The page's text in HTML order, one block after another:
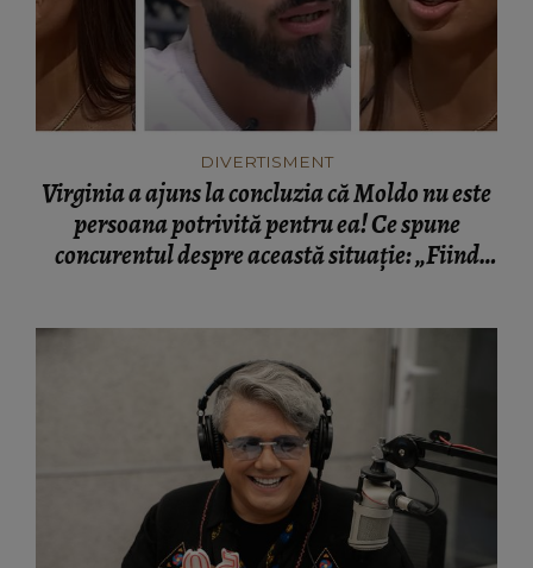
DIVERTISMENT
Virginia a ajuns la concluzia că Moldo nu este
persoana potrivită pentru ea! Ce spune
concurentul despre această situație: „Fiind